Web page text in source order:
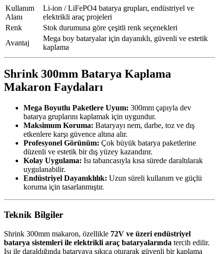
Kullanım
Alanı
Li-ion / LiFePO4 batarya grupları, endüstriyel ve
elektrikli araç projeleri
Renk
Stok durumuna göre çeşitli renk seçenekleri
Avantaj
Mega boy bataryalar için dayanıklı, güvenli ve estetik
kaplama
Shrink 300mm Batarya Kaplama
Makaron Faydaları
Mega Boyutlu Paketlere Uyum: 300mm çapıyla dev
batarya gruplarını kaplamak için uygundur.
Maksimum Koruma: Bataryayı nem, darbe, toz ve dış
etkenlere karşı güvence altına alır.
Profesyonel Görünüm: Çok büyük batarya paketlerine
düzenli ve estetik bir dış yüzey kazandırır.
Kolay Uygulama: Isı tabancasıyla kısa sürede daraltılarak
uygulanabilir.
Endüstriyel Dayanıklılık: Uzun süreli kullanım ve güçlü
koruma için tasarlanmıştır.
Teknik Bilgiler
Shrink 300mm makaron, özellikle 72V ve üzeri endüstriyel
batarya sistemleri ile elektrikli araç bataryalarında tercih edilir.
Isı ile daraldığında bataryaya sıkıca oturarak güvenli bir kaplama